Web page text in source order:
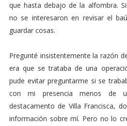
que hasta debajo de la alfombra.
no se interesaron en revisar el
guardar cosas.
Pregunté insistentemente la razón
era que se trataba de una
pude evitar preguntarme si se
con mi presencia menos de
destacamento de Villa Francisca,
información sobre mí. Pero no lo